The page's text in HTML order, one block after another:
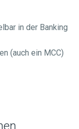
in der Banking
(auch ein MCC)